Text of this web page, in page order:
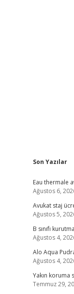
Son Yazılar
Eau thermale
Ağustos 6,
Avukat staj
Ağustos 5,
B sınıfı
Ağustos 4,
Alo Aqua
Ağustos 4,
Yakın koruma
Temmuz 29,